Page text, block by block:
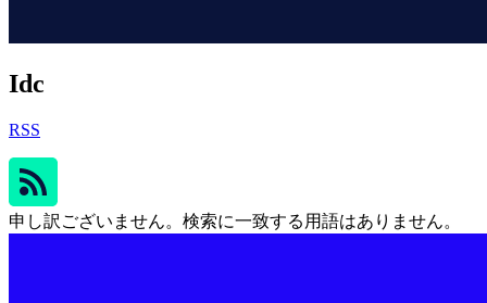
Idc
RSS
申し訳ございません。検索に一致する用語はありません。